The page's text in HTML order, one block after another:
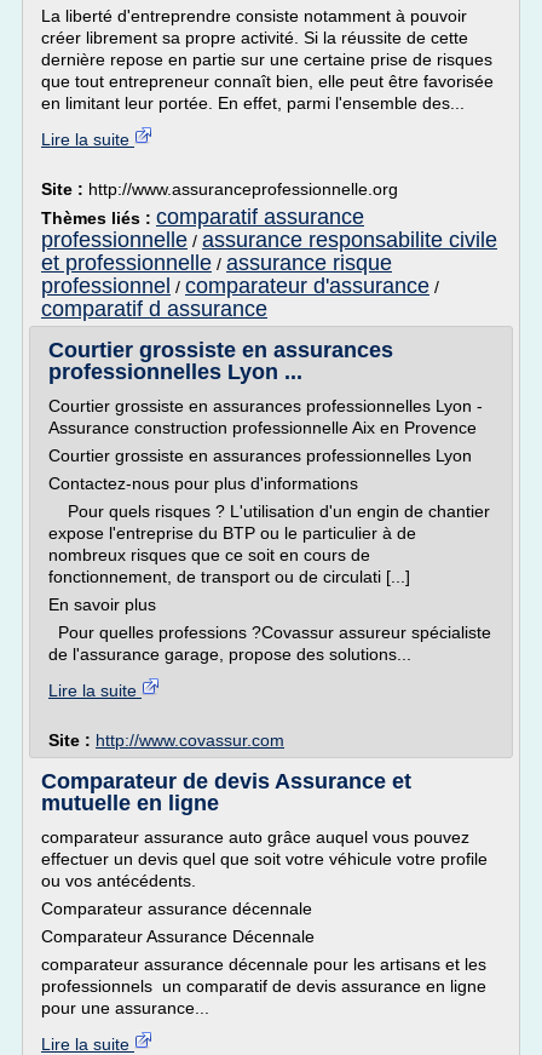
La liberté d'entreprendre consiste notamment à pouvoir
créer librement sa propre activité. Si la réussite de cette
dernière repose en partie sur une certaine prise de risques
que tout entrepreneur connaît bien, elle peut être favorisée
en limitant leur portée. En effet, parmi l'ensemble des...
Lire la suite
Site : http://www.assuranceprofessionnelle.org
Thèmes liés : comparatif assurance
professionnelle / assurance responsabilite civile
et professionnelle / assurance risque
professionnel / comparateur d'assurance /
comparatif d assurance
Courtier grossiste en assurances
professionnelles Lyon ...
Courtier grossiste en assurances professionnelles Lyon -
Assurance construction professionnelle Aix en Provence
Courtier grossiste en assurances professionnelles Lyon
Contactez-nous pour plus d'informations
Pour quels risques ? L'utilisation d'un engin de chantier
expose l'entreprise du BTP ou le particulier à de
nombreux risques que ce soit en cours de
fonctionnement, de transport ou de circulati [...]
En savoir plus
Pour quelles professions ?Covassur assureur spécialiste
de l'assurance garage, propose des solutions...
Lire la suite
Site : http://www.covassur.com
Comparateur de devis Assurance et
mutuelle en ligne
comparateur assurance auto grâce auquel vous pouvez
effectuer un devis quel que soit votre véhicule votre profile
ou vos antécédents.
Comparateur assurance décennale
Comparateur Assurance Décennale
comparateur assurance décennale pour les artisans et les
professionnels un comparatif de devis assurance en ligne
pour une assurance...
Lire la suite